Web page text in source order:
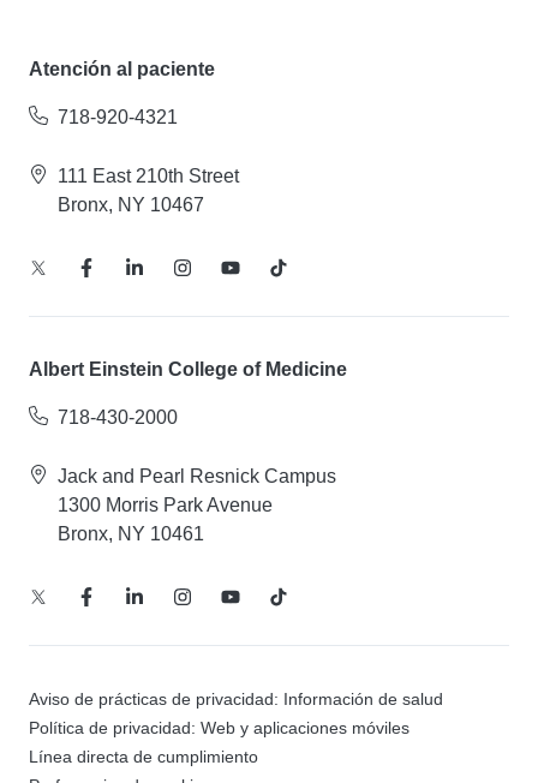
Atención al paciente
718-920-4321
111 East 210th Street
Bronx, NY 10467
Albert Einstein College of Medicine
718-430-2000
Jack and Pearl Resnick Campus
1300 Morris Park Avenue
Bronx, NY 10461
Aviso de prácticas de privacidad: Información de salud
Política de privacidad: Web y aplicaciones móviles
Línea directa de cumplimiento